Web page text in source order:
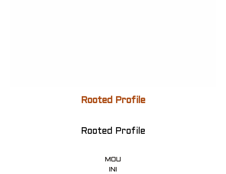
Rooted Profile
Rooted Profile
MOU
INI